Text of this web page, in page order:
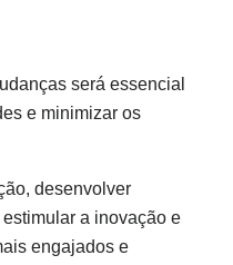
será essencial
e minimizar os
desenvolver
a inovação e
engajados e